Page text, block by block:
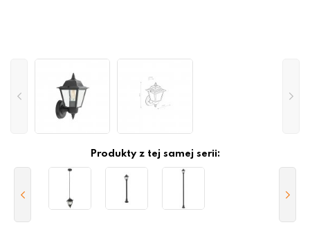
Produkty z tej samej serii: